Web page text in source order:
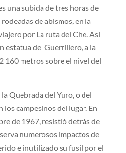
una subida de tres horas de
de abismos, en la
por La ruta del Che. Así
estatua del Guerrillero, a la
160 metros sobre el nivel del
Quebrada del Yuro, o del
los campesinos del lugar. En
de 1967, resistió detrás de
numerosos impactos de
e inutilizado su fusil por el